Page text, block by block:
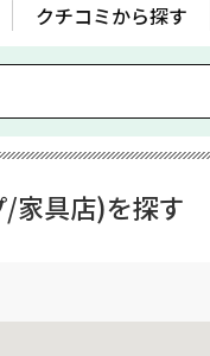
クチコミから探す
家具店)を探す